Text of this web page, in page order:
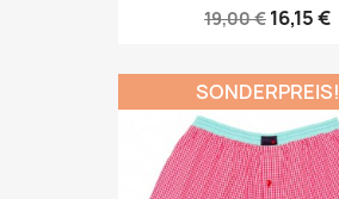
19,00 € 16,15 €
SONDERPREIS!